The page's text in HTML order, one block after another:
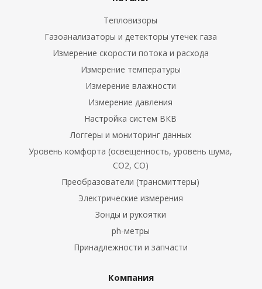
Тепловизоры
Газоанализаторы и детекторы утечек газа
Измерение скорости потока и расхода
Измерение температуры
Измерение влажности
Измерение давления
Настройка систем ВКВ
Логгеры и мониторинг данных
Уровень комфорта (освещенность, уровень шума,
CO2, CO)
Преобразователи (трансмиттеры)
Электрические измерения
Зонды и рукоятки
ph-метры
Принадлежности и запчасти
Компания